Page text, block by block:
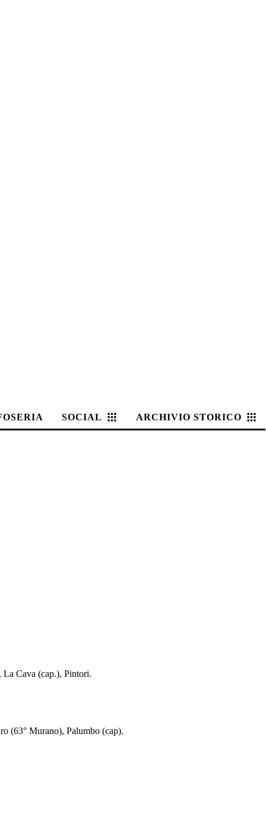
SOCIAL ARCHIVIO STORICO
Cava (cap.), Pintori.
(63° Murano), Palumbo (cap).